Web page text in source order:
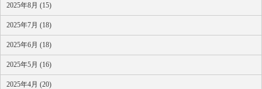
2025年8月 (15)
2025年7月 (18)
2025年6月 (18)
2025年5月 (16)
2025年4月 (20)